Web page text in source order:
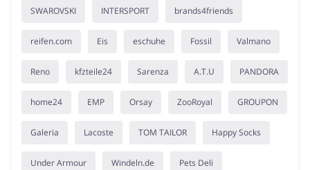
SWAROVSKI INTERSPORT brands4friends
reifen.com Eis eschuhe Fossil Valmano
Reno kfzteile24 Sarenza A.T.U PANDORA
home24 EMP Orsay ZooRoyal GROUPON
Galeria Lacoste TOM TAILOR Happy Socks
Under Armour Windeln.de Pets Deli